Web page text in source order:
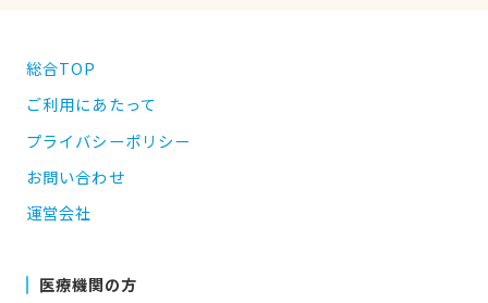
総合TOP
ご利用にあたって
プライバシーポリシー
お問い合わせ
運営会社
医療機関の方